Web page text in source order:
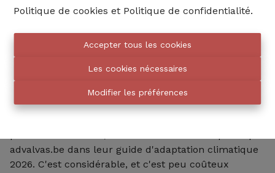
Politique de cookies et Politique de confidentialité.
Accepter tous les cookies
Les cookies nécessaires
Modifier les préférences
surcoût est réel, mais pour un bien destiné à la
directement en confort mesurable et en argument
deuxième ligne de défense : stores, brise-soleil,
volets. Une protection correctement positionnée peut
advalvas.be dans leur guide d'adaptation climatique
2026. C'est considérable, et c'est peu coûteux